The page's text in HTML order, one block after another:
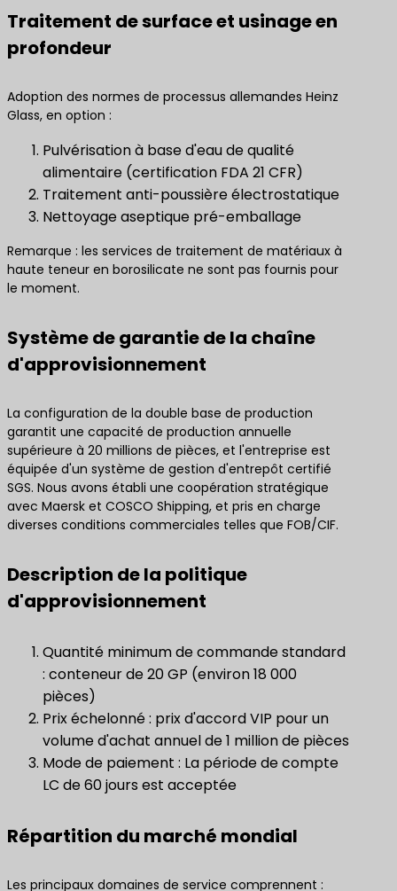
Traitement de surface et usinage en
profondeur
Adoption des normes de processus allemandes Heinz
Glass, en option :
Pulvérisation à base d'eau de qualité
alimentaire (certification FDA 21 CFR)
Traitement anti-poussière électrostatique
Nettoyage aseptique pré-emballage
Remarque : les services de traitement de matériaux à
haute teneur en borosilicate ne sont pas fournis pour
le moment.
Système de garantie de la chaîne
d'approvisionnement
La configuration de la double base de production
garantit une capacité de production annuelle
supérieure à 20 millions de pièces, et l'entreprise est
équipée d'un système de gestion d'entrepôt certifié
SGS. Nous avons établi une coopération stratégique
avec Maersk et COSCO Shipping, et pris en charge
diverses conditions commerciales telles que FOB/CIF.
Description de la politique
d'approvisionnement
Quantité minimum de commande standard
: conteneur de 20 GP (environ 18 000
pièces)
Prix échelonné : prix d'accord VIP pour un
volume d'achat annuel de 1 million de pièces
Mode de paiement : La période de compte
LC de 60 jours est acceptée
Répartition du marché mondial
Les principaux domaines de service comprennent :